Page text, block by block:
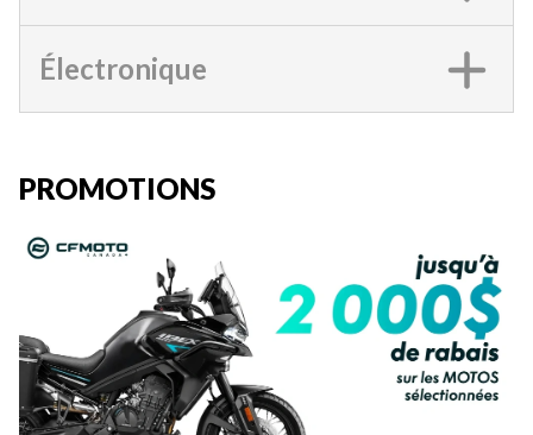
Électronique
PROMOTIONS